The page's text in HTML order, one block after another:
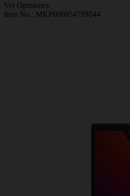
Ver Opiniones
Item No.; MKP000854799044